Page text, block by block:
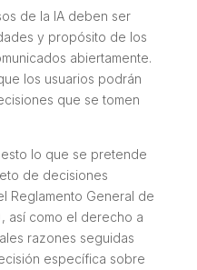
de la IA deben ser
y propósito de los
abiertamente.
los usuarios podrán
que se tomen
lo que se pretende
de decisiones
Reglamento General de
así como el derecho a
razones seguidas
específica sobre